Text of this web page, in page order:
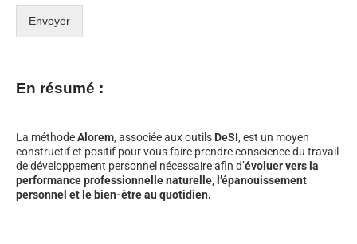
Envoyer
En résumé :
La méthodeAlorem, associée aux outils DeSI, est un moyen
constructif et positif pour vous faire prendre conscience du travail
de développement personnel nécessaire afin d’évoluer vers la
performance professionnelle naturelle, l’épanouissement
personnel et le bien-être au quotidien.